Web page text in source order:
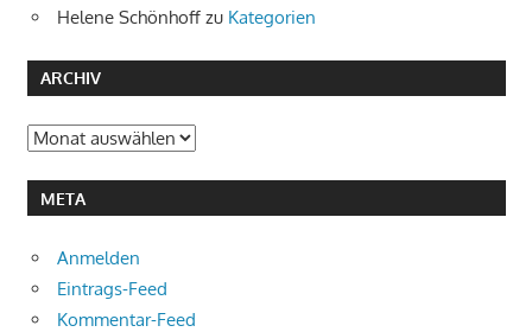
Helene Schönhoff zu Kategorien
ARCHIV
Archiv
META
Anmelden
Eintrags-Feed
Kommentar-Feed